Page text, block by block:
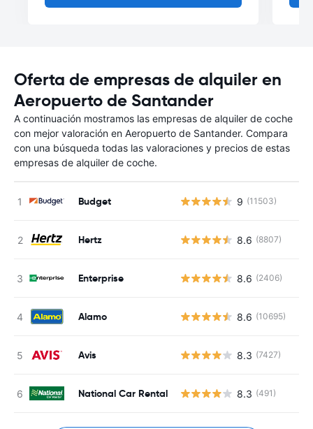
Oferta de empresas de alquiler en
Aeropuerto de Santander
A continuación mostramos las empresas de alquiler de coche
con mejor valoración en Aeropuerto de Santander. Compara
con una búsqueda todas las valoraciones y precios de estas
empresas de alquiler de coche.
Budget 9 (11503)
Hertz 8.6 (8807)
Enterprise 8.6 (2406)
Alamo 8.6 (10695)
Avis 8.3 (7427)
National Car Rental 8.3 (491)